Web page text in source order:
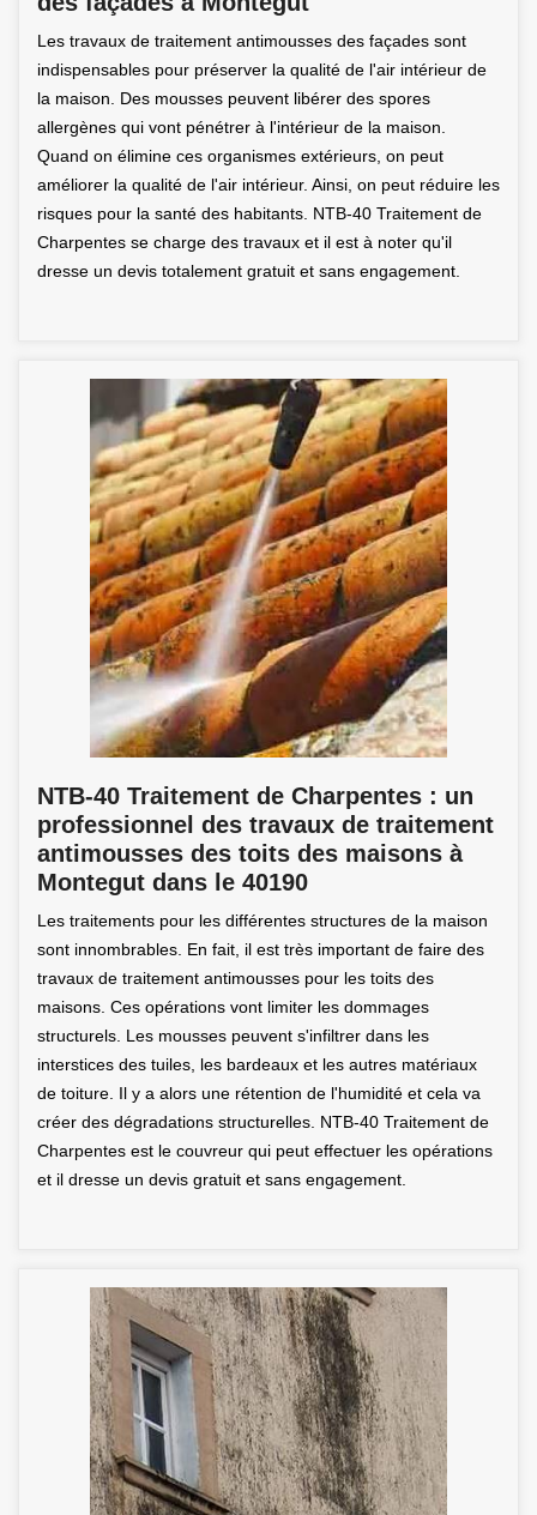
Les travaux de traitement antimousses des façades sont
indispensables pour préserver la qualité de l'air intérieur de
la maison. Des mousses peuvent libérer des spores
allergènes qui vont pénétrer à l'intérieur de la maison.
Quand on élimine ces organismes extérieurs, on peut
améliorer la qualité de l'air intérieur. Ainsi, on peut réduire les
risques pour la santé des habitants. NTB-40 Traitement de
Charpentes se charge des travaux et il est à noter qu'il
dresse un devis totalement gratuit et sans engagement.
NTB-40 Traitement de Charpentes : un
professionnel des travaux de traitement
antimousses des toits des maisons à
Montegut dans le 40190
Les traitements pour les différentes structures de la maison
sont innombrables. En fait, il est très important de faire des
travaux de traitement antimousses pour les toits des
maisons. Ces opérations vont limiter les dommages
structurels. Les mousses peuvent s'infiltrer dans les
interstices des tuiles, les bardeaux et les autres matériaux
de toiture. Il y a alors une rétention de l'humidité et cela va
créer des dégradations structurelles. NTB-40 Traitement de
Charpentes est le couvreur qui peut effectuer les opérations
et il dresse un devis gratuit et sans engagement.